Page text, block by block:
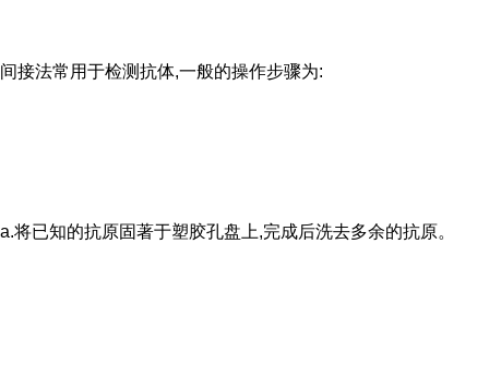
间接法常用于检测抗体,一般的操作步骤为:
a.将已知的抗原固著于塑胶孔盘上,完成后洗去多余的抗原。